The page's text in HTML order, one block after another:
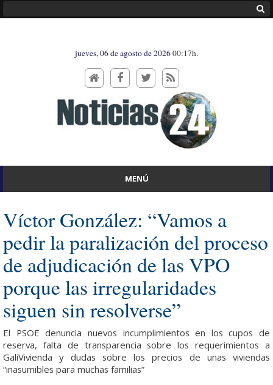
jueves, 06 de agosto de 202600:17h.
MENÚ
Víctor González: “Vamos a
pedir la paralización del proceso
de adjudicación de las VPO
porque las irregularidades
siguen sin resolverse”
El PSOE denuncia nuevos incumplimientos en los cupos de
reserva, falta de transparencia sobre los requerimientos a
GaliVivienda y dudas sobre los precios de unas viviendas
“inasumibles para muchas familias”